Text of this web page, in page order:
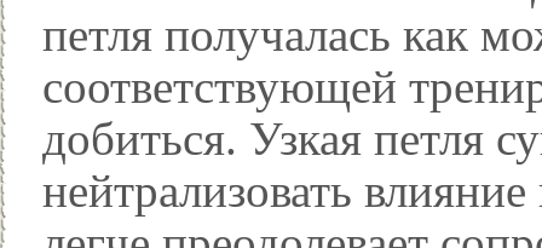
петля получалась как
соответствующей
добиться. Узкая петля
нейтрализовать